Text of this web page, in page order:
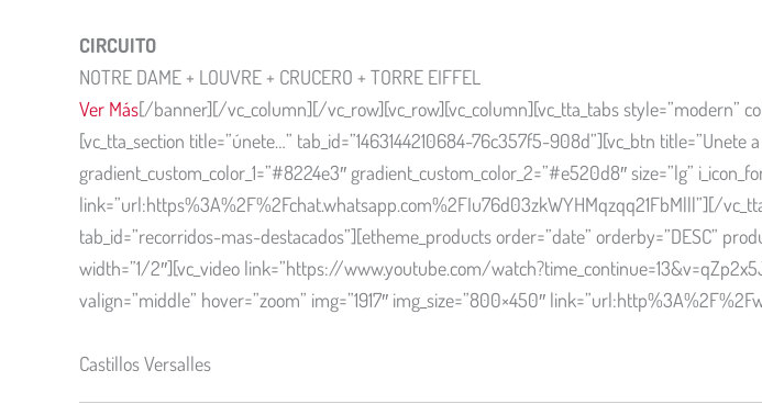
CIRCUITO
NOTRE DAME + LOUVRE + CRUCERO + TORRE EIFFEL
Ver Más[/banner][/vc_column][/vc_row][vc_row][vc_column][vc_tta_tabs style=”modern”
[vc_tta_section title=”únete…” tab_id=”1463144210684-76c357f5-908d”][vc_btn
gradient_custom_color_1=”#8224e3″ gradient_custom_color_2=”#e520d8″ size=”lg”
link=”url:https%3A%2F%2Fchat.whatsapp.com%2FIu76d03zkWYHMqzqq21FbM|||”][/
tab_id=”recorridos-mas-destacados”][etheme_products order=”date” orderby=”DESC”
width=”1/2″][vc_video link=”https://www.youtube.com/
valign=”middle” hover=”zoom” img=”1917″ img_size=”800×450″
Castillos Versalles